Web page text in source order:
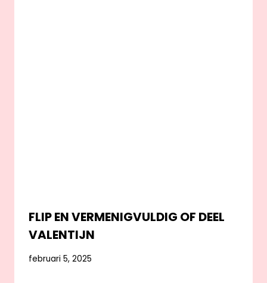
FLIP EN VERMENIGVULDIG OF DEEL
VALENTIJN
februari 5, 2025